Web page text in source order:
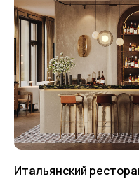
Итальянский
Я согласен на обработку
данных и ознакомлен с
конфиденциальности
Оставить